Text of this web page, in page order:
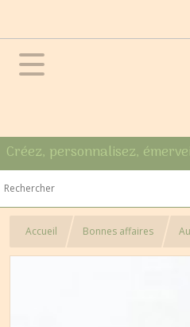
Créez, personnalisez,
Accueil Bonnes affaires